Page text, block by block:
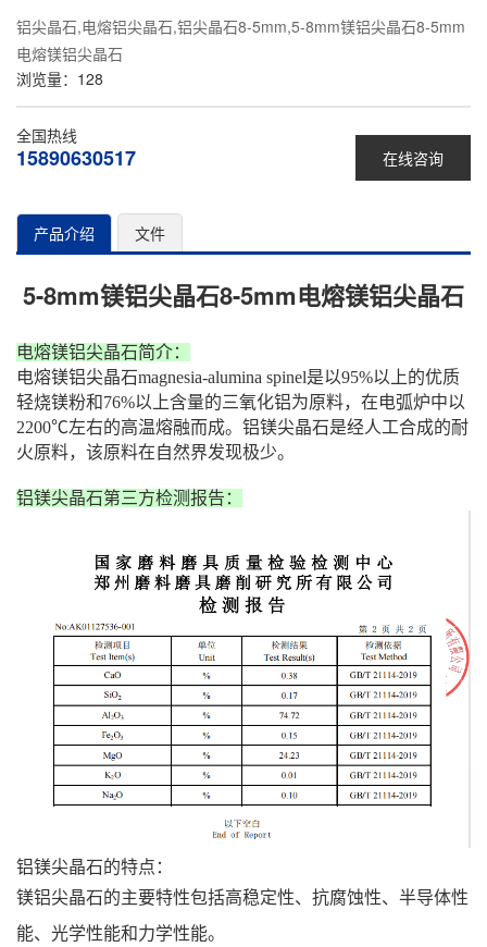
铝尖晶石,电熔铝尖晶石,铝尖晶石8-5mm,5-8mm镁铝尖晶石8-5mm
电熔镁铝尖晶石
浏览量： 128
在线咨询
全国热线
15890630517
产品介绍 文件
5-8mm镁铝尖晶石8-5mm电熔镁铝尖晶石
电熔镁铝尖晶石简介：
电熔镁铝尖晶石magnesia-alumina spinel是以95%以上的优质
轻烧镁粉和76%以上含量的三氧化铝为原料，在电弧炉中以
2200℃左右的高温熔融而成。铝镁尖晶石是经人工合成的耐
火原料，该原料在自然界发现极少。
铝镁尖晶石第三方检测报告：
铝镁尖晶石的特点：
‌镁铝尖晶石的主要特性包括高稳定性、抗腐蚀性、半导体性
能、光学性能和力学性能。‌